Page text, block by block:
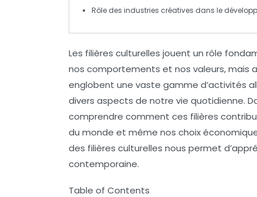
Rôle des industries créatives dans le
Les filières culturelles jouent un rôle
nos comportements et nos valeurs, mais
englobent une vaste gamme d’activités
divers aspects de notre vie quotidienne.
comprendre comment ces filières
du monde et même nos choix
des filières culturelles nous permet
contemporaine.
Table of Contents